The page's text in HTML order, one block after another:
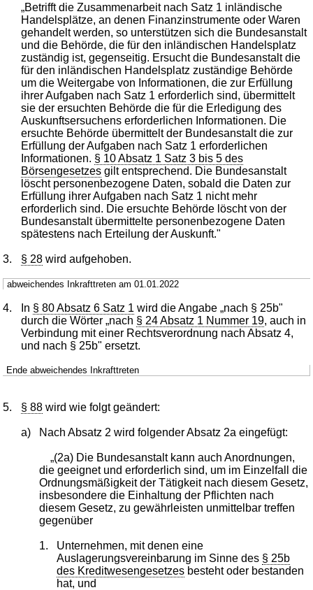
„Betrifft die Zusammenarbeit nach Satz 1 inländische
Handelsplätze, an denen Finanzinstrumente oder Waren
gehandelt werden, so unterstützen sich die Bundesanstalt
und die Behörde, die für den inländischen Handelsplatz
zuständig ist, gegenseitig. Ersucht die Bundesanstalt die
für den inländischen Handelsplatz zuständige Behörde
um die Weitergabe von Informationen, die zur Erfüllung
ihrer Aufgaben nach Satz 1 erforderlich sind, übermittelt
sie der ersuchten Behörde die für die Erledigung des
Auskunftsersuchens erforderlichen Informationen. Die
ersuchte Behörde übermittelt der Bundesanstalt die zur
Erfüllung der Aufgaben nach Satz 1 erforderlichen
Informationen. § 10 Absatz 1 Satz 3 bis 5 des
Börsengesetzes gilt entsprechend. Die Bundesanstalt
löscht personenbezogene Daten, sobald die Daten zur
Erfüllung ihrer Aufgaben nach Satz 1 nicht mehr
erforderlich sind. Die ersuchte Behörde löscht von der
Bundesanstalt übermittelte personenbezogene Daten
spätestens nach Erteilung der Auskunft."
3. § 28 wird aufgehoben.
abweichendes Inkrafttreten am 01.01.2022
4. In § 80 Absatz 6 Satz 1 wird die Angabe „nach § 25b"
durch die Wörter „nach § 24 Absatz 1 Nummer 19, auch in
Verbindung mit einer Rechtsverordnung nach Absatz 4,
und nach § 25b" ersetzt.
Ende abweichendes Inkrafttreten
5. § 88 wird wie folgt geändert:
a) Nach Absatz 2 wird folgender Absatz 2a eingefügt:
„(2a) Die Bundesanstalt kann auch Anordnungen,
die geeignet und erforderlich sind, um im Einzelfall die
Ordnungsmäßigkeit der Tätigkeit nach diesem Gesetz,
insbesondere die Einhaltung der Pflichten nach
diesem Gesetz, zu gewährleisten unmittelbar treffen
gegenüber
1.
Unternehmen, mit denen eine
Auslagerungsvereinbarung im Sinne des § 25b
des Kreditwesengesetzes besteht oder bestanden
hat, und